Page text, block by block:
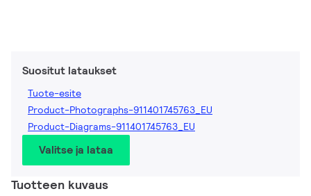
Suositut lataukset
Tuote-esite
Product-Photographs-911401745763_EU
Product-Diagrams-911401745763_EU
Valitse ja lataa
Tuotteen kuvaus